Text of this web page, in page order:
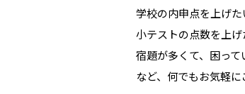
学校の内申点を上げた
小テストの点数を上げ
宿題が多くて、困っ
など、何でもお気軽に